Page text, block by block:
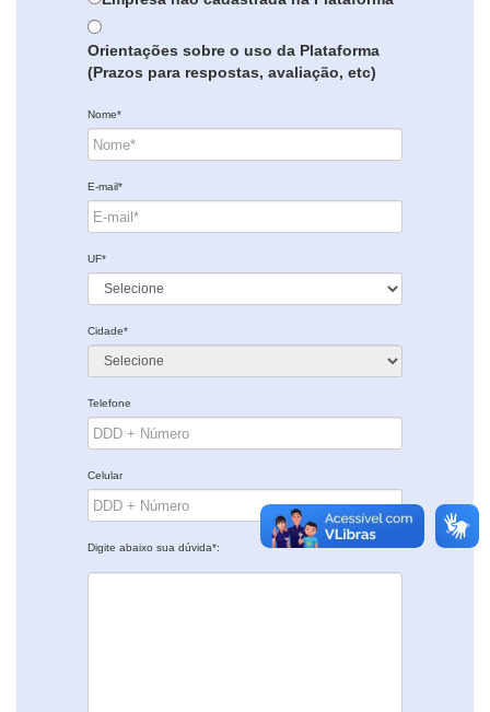
Orientações sobre o uso da Plataforma
(Prazos para respostas, avaliação, etc)
Nome*
E-mail*
UF*
Cidade*
Telefone
Celular
Digite abaixo sua dúvida*: